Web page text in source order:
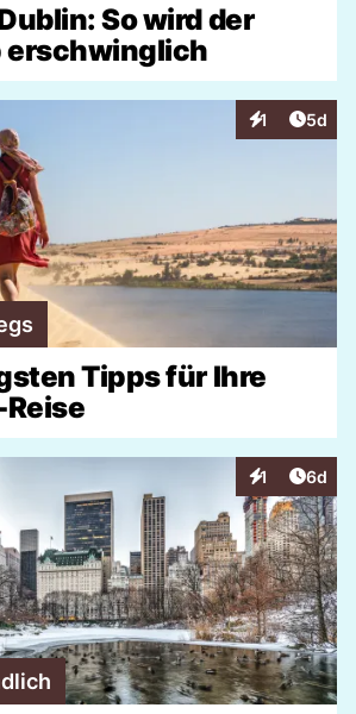
So wird der
erschwinglich
1
Interaktionen
5d
Tipps für Ihre
1
Interaktionen
6d